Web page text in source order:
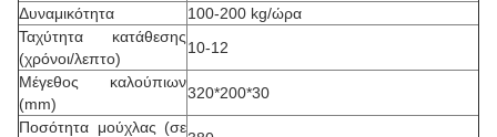
Δυναμικότητα
100-200 kg/ώρα
Ταχύτητα κατάθεσης
(χρόνοι/λεπτο)
10-12
Μέγεθος καλούπιων
(mm)
320*200*30
Ποσότητα μούχλας (σε